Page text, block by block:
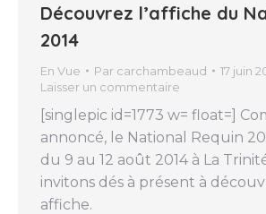
Découvrez l’affiche du
2014
En Vue Par carchambeaud
17 juin
Laisser un commentaire
[singlepic id=1773 w= float=]
annoncé, le National Requin
du 9 au 12 août 2014 à La
invitons dés à présent à
affiche.